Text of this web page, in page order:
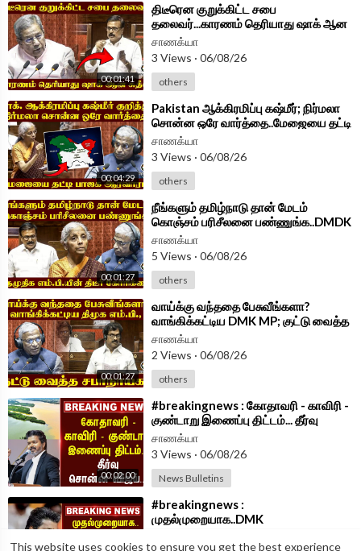
This website uses cookies to ensure you get the best experience
00:01:41
⁣திடீரென குறுக்கிட்ட சபை
தலைவர்...காரணம் தெரியாது ஷாக் ஆன
Sudhish | Parliament Session 2026
சாணக்யா
3 Views · 06/08/26
others
00:04:29
⁣Pakistan ஆக்கிரமிப்பு கஷ்மீர்; நிர்மலா
சொன்ன ஒரே வார்த்தை..மேஜையை தட்டி
BJPஆரவாரம் | Parliament 2026
சாணக்யா
3 Views · 06/08/26
others
00:01:27
⁣நீங்களும் தமிழ்நாடு தான் மேடம்
கொஞ்சம் பரிசீலனை பண்ணுங்க..DMDK
MPயின் திடீர் கோரிக்கை
சாணக்யா
5 Views · 06/08/26
others
00:01:27
⁣வாய்க்கு வந்ததை பேசுவீங்களா?
வாங்கிக்கட்டிய DMK MP; குட்டு வைத்த
சபாநாயகர் | Parliament 2026
சாணக்யா
2 Views · 06/08/26
others
00:02:00
⁣#breakingnews : கோதாவரி - காவிரி -
குண்டாறு இணைப்பு திட்டம்... தீர்வு
சொன்ன Vijay...| TVK Government
சாணக்யா
3 Views · 06/08/26
News Bulletins
⁣#breakingnews :
முதல்முறையாக..DMK